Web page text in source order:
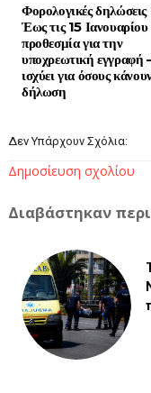
Φορολογικές
Έως τις 15
προθεσμία για την
υποχρεωτική εγγραφή
ισχύει για όσους
δήλωση
Δεν Υπάρχουν Σχόλια:
Δημοσίευση σχολίου
Διαβάστηκαν